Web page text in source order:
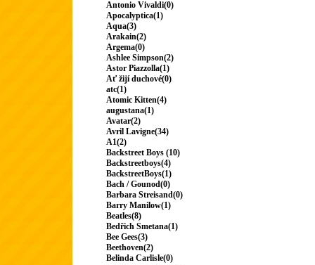
Antonio Vivaldi(0)
Apocalyptica(1)
Aqua(3)
Arakain(2)
Argema(0)
Ashlee Simpson(2)
Astor Piazzolla(1)
Ať žijí duchové(0)
atc(1)
Atomic Kitten(4)
augustana(1)
Avatar(2)
Avril Lavigne(34)
A1(2)
Backstreet Boys (10)
Backstreetboys(4)
BackstreetBoys(1)
Bach / Gounod(0)
Barbara Streisand(0)
Barry Manilow(1)
Beatles(8)
Bedřich Smetana(1)
Bee Gees(3)
Beethoven(2)
Belinda Carlisle(0)